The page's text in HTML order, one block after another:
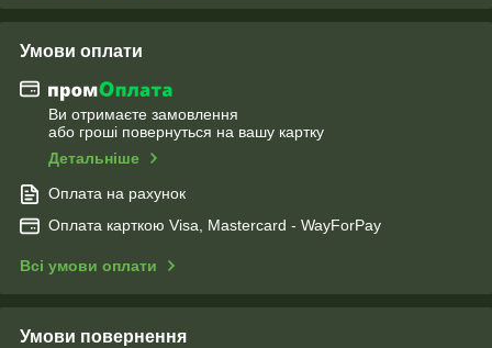
Умови оплати
Ви отримаєте замовлення
або гроші повернуться на вашу картку
Детальніше
Оплата на рахунок
Оплата карткою Visa, Mastercard - WayForPay
Всі умови оплати
Умови повернення